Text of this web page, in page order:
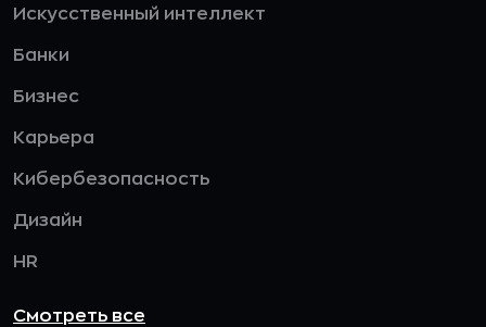
Искусственный интеллект
Банки
Бизнес
Карьера
Кибербезопасность
Дизайн
HR
Смотреть все